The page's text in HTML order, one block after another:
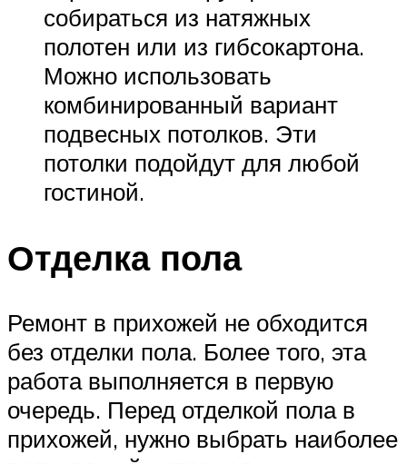
собираться из натяжных
полотен или из гибсокартона.
Можно использовать
комбинированный вариант
подвесных потолков. Эти
потолки подойдут для любой
гостиной.
Отделка пола
Ремонт в прихожей не обходится
без отделки пола. Более того, эта
работа выполняется в первую
очередь. Перед отделкой пола в
прихожей, нужно выбрать наиболее